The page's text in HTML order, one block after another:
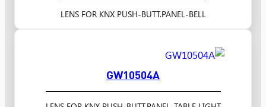
LENS FOR KNX PUSH-BUTT.PANEL-BELL
GW10504A